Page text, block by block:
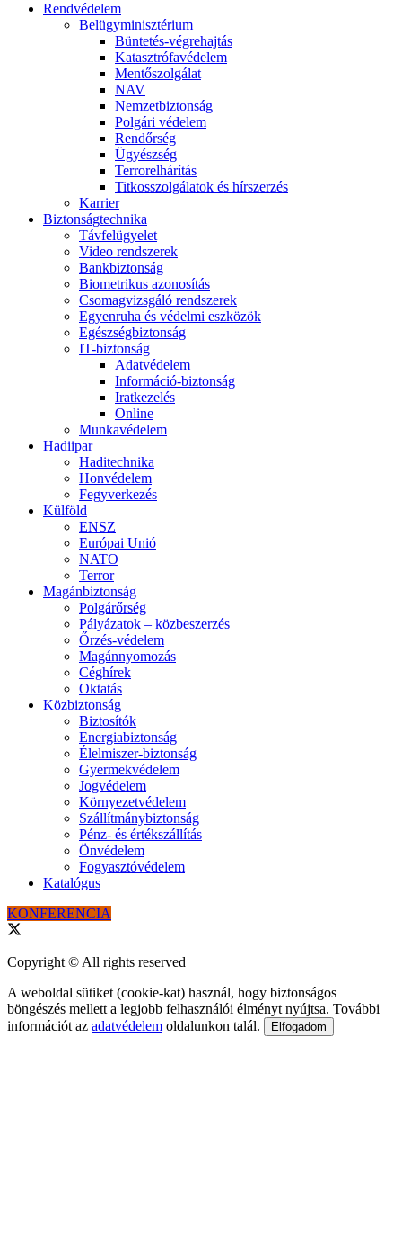
Rendvédelem
Belügyminisztérium
Büntetés-végrehajtás
Katasztrófavédelem
Mentőszolgálat
NAV
Nemzetbiztonság
Polgári védelem
Rendőrség
Ügyészség
Terrorelhárítás
Titkosszolgálatok és hírszerzés
Karrier
Biztonságtechnika
Távfelügyelet
Video rendszerek
Bankbiztonság
Biometrikus azonosítás
Csomagvizsgáló rendszerek
Egyenruha és védelmi eszközök
Egészségbiztonság
IT-biztonság
Adatvédelem
Információ-biztonság
Iratkezelés
Online
Munkavédelem
Hadiipar
Haditechnika
Honvédelem
Fegyverkezés
Külföld
ENSZ
Európai Unió
NATO
Terror
Magánbiztonság
Polgárőrség
Pályázatok – közbeszerzés
Őrzés-védelem
Magánnyomozás
Céghírek
Oktatás
Közbiztonság
Biztosítók
Energiabiztonság
Élelmiszer-biztonság
Gyermekvédelem
Jogvédelem
Környezetvédelem
Szállítmánybiztonság
Pénz- és értékszállítás
Önvédelem
Fogyasztóvédelem
Katalógus
KONFERENCIA
Copyright © All rights reserved
A weboldal sütiket (cookie-kat) használ, hogy biztonságos
böngészés mellett a legjobb felhasználói élményt nyújtsa. További
információt az adatvédelem oldalunkon talál. Elfogadom